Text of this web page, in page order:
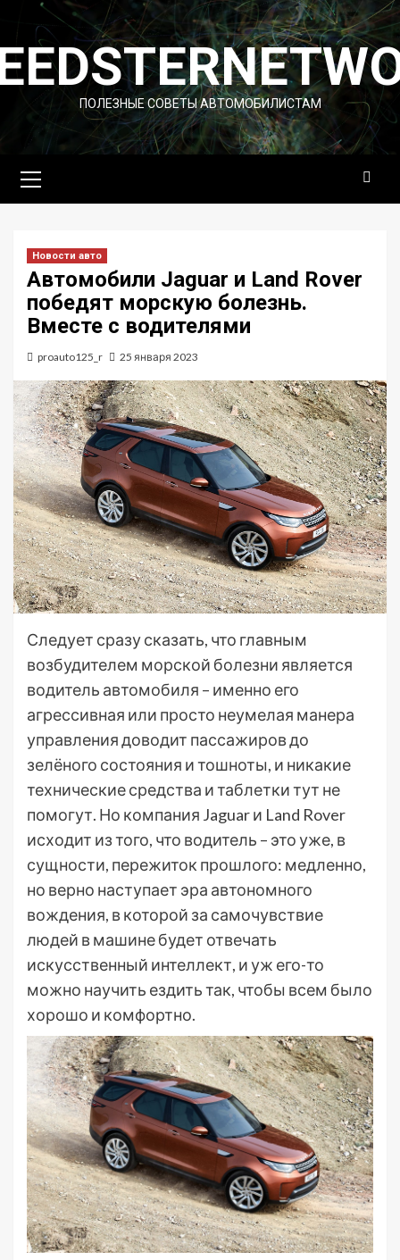
Перейти
содержимому
ПОЛЕЗНЫЕ СОВЕТЫ АВТОМОБИЛИСТАМ
меню
Новости авто
Автомобили Jaguar и Land Rover
победят морскую болезнь.
Вместе с водителями
proauto125_r 25 января 2023
Следует сразу сказать, что главным
возбудителем морской болезни является
водитель автомобиля – именно его
агрессивная или просто неумелая манера
управления доводит пассажиров до
зелёного состояния и тошноты, и никакие
технические средства и таблетки тут не
помогут. Но компания Jaguar и Land Rover
исходит из того, что водитель – это уже, в
сущности, пережиток прошлого: медленно,
но верно наступает эра автономного
вождения, в которой за самочувствие
людей в машине будет отвечать
искусственный интеллект, и уж его-то
можно научить ездить так, чтобы всем было
хорошо и комфортно.